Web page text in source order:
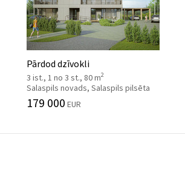
Pārdod dzīvokli
3 ist., 1 no 3 st., 80 m2
Salaspils novads, Salaspils pilsēta
179 000 EUR